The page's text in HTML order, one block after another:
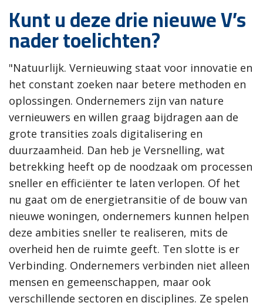
Kunt u deze drie nieuwe V’s
nader toelichten?
"Natuurlijk. Vernieuwing staat voor innovatie en
het constant zoeken naar betere methoden en
oplossingen. Ondernemers zijn van nature
vernieuwers en willen graag bijdragen aan de
grote transities zoals digitalisering en
duurzaamheid. Dan heb je Versnelling, wat
betrekking heeft op de noodzaak om processen
sneller en efficiënter te laten verlopen. Of het
nu gaat om de energietransitie of de bouw van
nieuwe woningen, ondernemers kunnen helpen
deze ambities sneller te realiseren, mits de
overheid hen de ruimte geeft. Ten slotte is er
Verbinding. Ondernemers verbinden niet alleen
mensen en gemeenschappen, maar ook
verschillende sectoren en disciplines. Ze spelen